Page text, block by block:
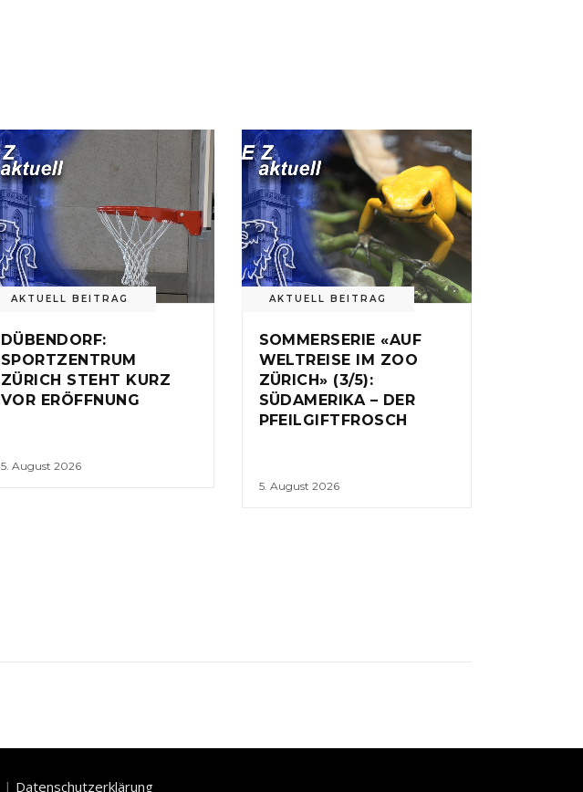
AKTUELL BEITRAG
DÜBENDORF:
SPORTZENTRUM
ZÜRICH STEHT KURZ
VOR ERÖFFNUNG
5. August 2026
AKTUELL BEITRAG
SOMMERSERIE «AUF
WELTREISE IM ZOO
ZÜRICH» (3/5):
SÜDAMERIKA – DER
PFEILGIFTFROSCH
5. August 2026
| Datenschutzerklärung